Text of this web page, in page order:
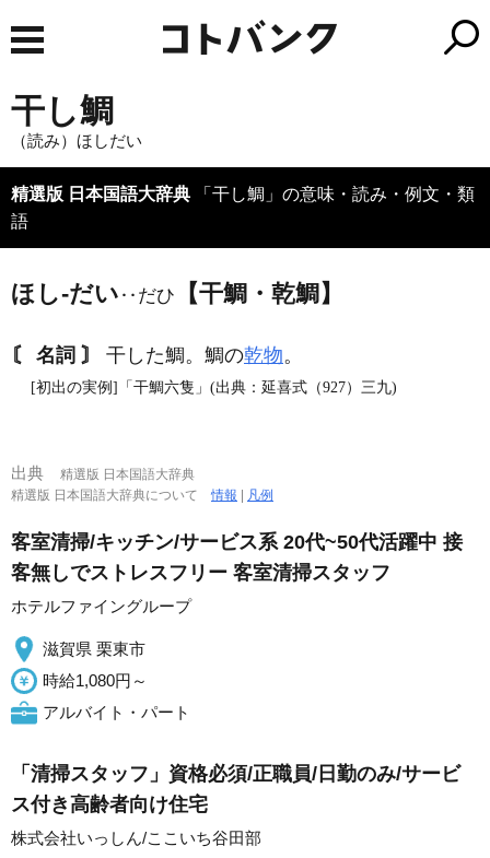
干し鯛
（読み）ほしだい
精選版 日本国語大辞典 「干し鯛」の意味・読み・例文・類
語
ほし‐だい ‥だひ 【干鯛・乾鯛】
〘 名詞 〙 干した鯛。鯛の乾物。
[初出の実例]「干鯛六隻」(出典：延喜式（927）三九)
出典
精選版 日本国語大辞典
精選版 日本国語大辞典について情報 凡例
客室清掃/キッチン/サービス系 20代~50代活躍中 接
客無しでストレスフリー 客室清掃スタッフ
ホテルファイングループ
滋賀県 栗東市
時給1,080円～
アルバイト・パート
「清掃スタッフ」資格必須/正職員/日勤のみ/サービ
ス付き高齢者向け住宅
株式会社いっしん/ここいち谷田部